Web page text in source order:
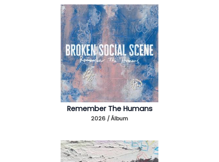
Remember The Humans
2026 / Álbum